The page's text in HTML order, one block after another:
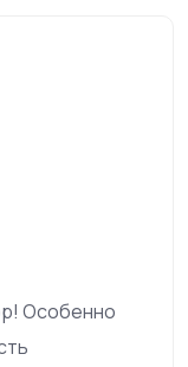
Особенно